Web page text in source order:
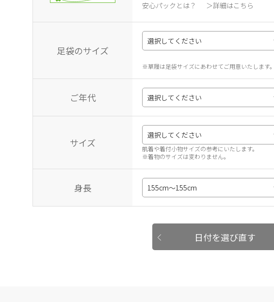
安心パックとは？ ＞詳細はこちら
足袋のサイズ
※草履は足袋サイズにあわせてご用意いたします。
ご年代
サイズ
肌着や着付小物サイズの参考にいたします。
※着物のサイズは変わりません。
身長
日付を選び直す